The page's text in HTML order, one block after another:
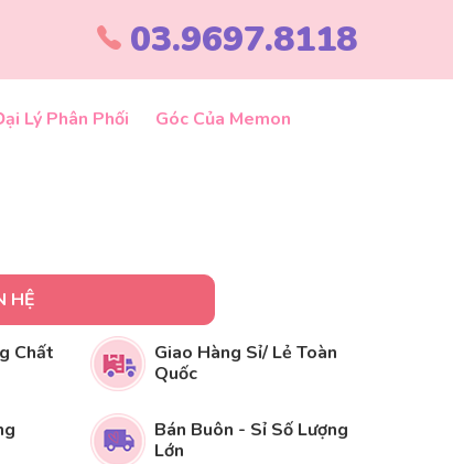
03.9697.8118
Lý Phân Phối Góc Của Memon
HỆ
Chất
Giao Hàng Sỉ/ Lẻ Toàn
Quốc
Bán Buôn - Sỉ Số Lượng
Lớn